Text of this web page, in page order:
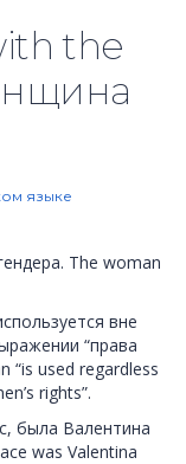
the
языке
The woman
вне
“права
“is used regardless
rights”.
была Валентина
was Valentina